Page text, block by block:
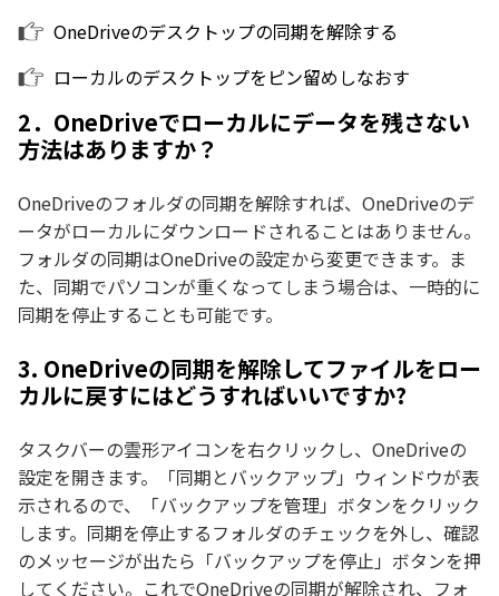
OneDriveのデスクトップの同期を解除する
ローカルのデスクトップをピン留めしなおす
2．OneDriveでローカルにデータを残さない
方法はありますか？
OneDriveのフォルダの同期を解除すれば、OneDriveのデ
ータがローカルにダウンロードされることはありません。
フォルダの同期はOneDriveの設定から変更できます。ま
た、同期でパソコンが重くなってしまう場合は、一時的に
同期を停止することも可能です。
3. OneDriveの同期を解除してファイルをロー
カルに戻すにはどうすればいいですか?
タスクバーの雲形アイコンを右クリックし、OneDriveの
設定を開きます。「同期とバックアップ」ウィンドウが表
示されるので、「バックアップを管理」ボタンをクリック
します。同期を停止するフォルダのチェックを外し、確認
のメッセージが出たら「バックアップを停止」ボタンを押
してください。これでOneDriveの同期が解除され、フォ